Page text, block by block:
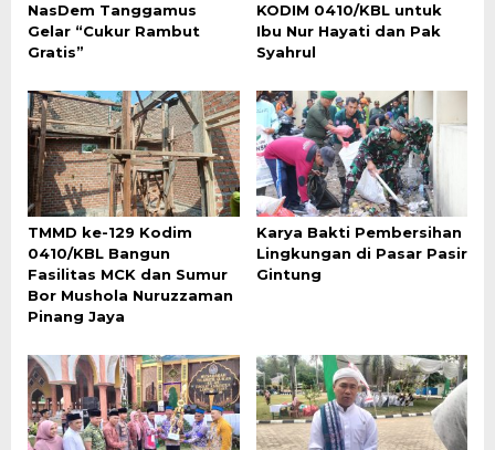
NasDem Tanggamus
Gelar “Cukur Rambut
Gratis”
KODIM 0410/KBL untuk
Ibu Nur Hayati dan Pak
Syahrul
TMMD ke-129 Kodim
0410/KBL Bangun
Fasilitas MCK dan Sumur
Bor Mushola Nuruzzaman
Pinang Jaya
Karya Bakti Pembersihan
Lingkungan di Pasar Pasir
Gintung